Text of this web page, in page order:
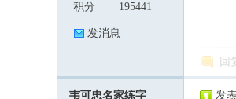
积分 195441
发消息
回
韦可忠名家练字 发